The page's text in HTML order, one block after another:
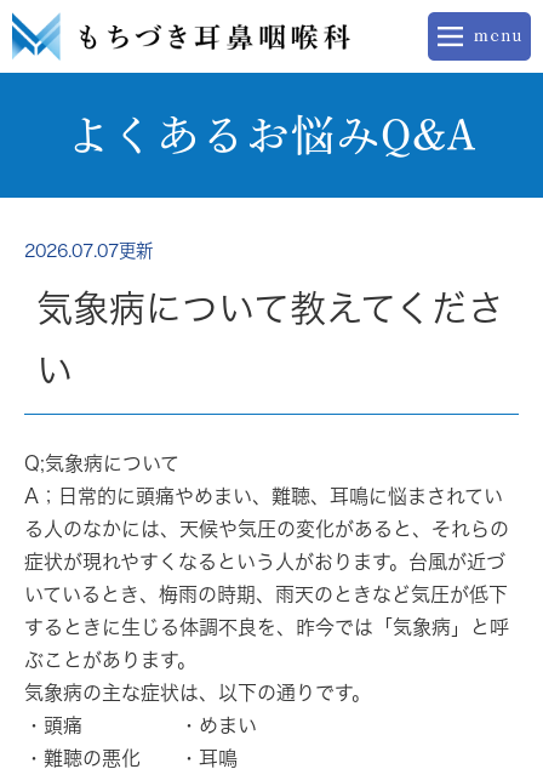
よくあるお悩みQ&A
2026.07.07更新
気象病について教えてくださ
い
Q;気象病について
A；日常的に頭痛やめまい、難聴、耳鳴に悩まされてい
る人のなかには、天候や気圧の変化があると、それらの
症状が現れやすくなるという人がおります。台風が近づ
いているとき、梅雨の時期、雨天のときなど気圧が低下
するときに生じる体調不良を、昨今では「気象病」と呼
ぶことがあります。
気象病の主な症状は、以下の通りです。
・頭痛 ・めまい
・難聴の悪化 ・耳鳴